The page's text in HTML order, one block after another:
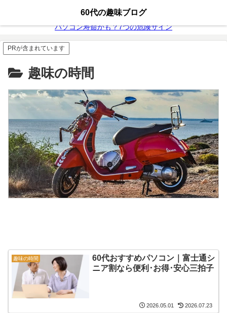
富士通26年モデル
パソコン寿命かも？7つの危険サイン
PRが含まれています
趣味の時間
趣味の時間
60代おすすめパソコン｜富士通シ
ニア割なら便利･お得･安心三拍子
2026.05.01 2026.07.23
60代の趣味ブログ